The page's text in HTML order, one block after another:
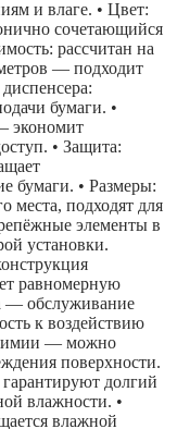
и влаге. • Цвет:
сочетающийся
рассчитан на
— подходит
бумаги. •
экономит
• Защита:
бумаги. • Размеры:
места, подходят для
элементы в
установки.
равномерную
— обслуживание
к воздействию
— можно
поверхности.
долгий
влажности. •
влажной